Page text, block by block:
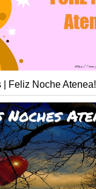
| Feliz Noche Atenea!